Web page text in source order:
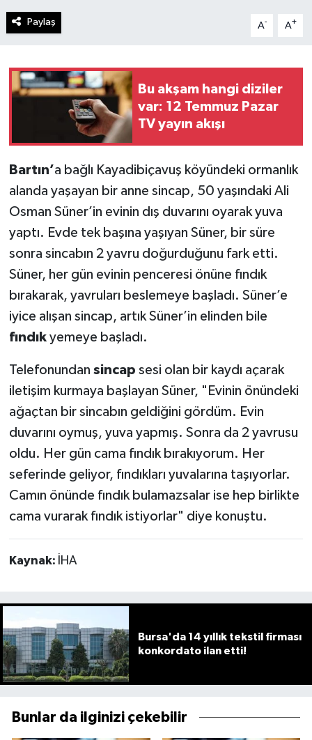
Paylaş A- A+
Bu akşam hangi diziler
var: 12 Temmuz Pazar
TV yayın akışı
Bartın’a bağlı Kayadibiçavuş köyündeki ormanlık
alanda yaşayan bir anne sincap, 50 yaşındaki Ali
Osman Süner’in evinin dış duvarını oyarak yuva
yaptı. Evde tek başına yaşıyan Süner, bir süre
sonra sincabın 2 yavru doğurduğunu fark etti.
Süner, her gün evinin penceresi önüne fındık
bırakarak, yavruları beslemeye başladı. Süner’e
iyice alışan sincap, artık Süner’in elinden bile
fındık yemeye başladı.
Telefonundan sincap sesi olan bir kaydı açarak
iletişim kurmaya başlayan Süner, "Evinin önündeki
ağaçtan bir sincabın geldiğini gördüm. Evin
duvarını oymuş, yuva yapmış. Sonra da 2 yavrusu
oldu. Her gün cama fındık bırakıyorum. Her
seferinde geliyor, fındıkları yuvalarına taşıyorlar.
Camın önünde fındık bulamazsalar ise hep birlikte
cama vurarak fındık istiyorlar" diye konuştu.
Kaynak: İHA
Bursa'da 14 yıllık tekstil firması
konkordato ilan etti!
Bunlar da ilginizi çekebilir